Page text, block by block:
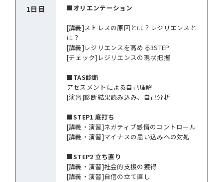
1日目 ■オリエンテーション
[講義]ストレスの原因とは？レジリエンスと
は？
[講義]レジリエンスを高める3STEP
[チェック]レジリエンスの現状把握
■TAS診断
アセスメントによる自己理解
[演習]診断結果読み込み、自己分析
■STEP1 底打ち
[講義・演習]ネガティブ感情のコントロール
[講義・演習]マイナスの思い込みへの対処
■STEP2 立ち直り
[講義・演習]社会的支援の獲得
[講義・演習]自信の立て直し